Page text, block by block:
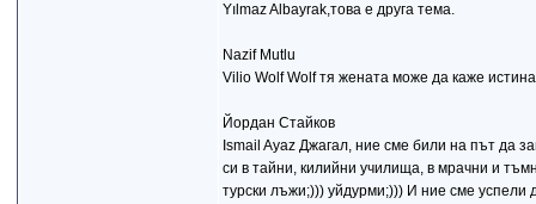
Yılmaz Albayrak,това е друга тема.
Nazif Mutlu
Vilio Wolf Wolf тя жената може да каже
Йордан Стайков
Ismail Ayaz Джагал, ние сме били на път да
си в тайни, килийни училища, в мрачни и
турски лъжи;))) уйдурми;))) И ние сме успели